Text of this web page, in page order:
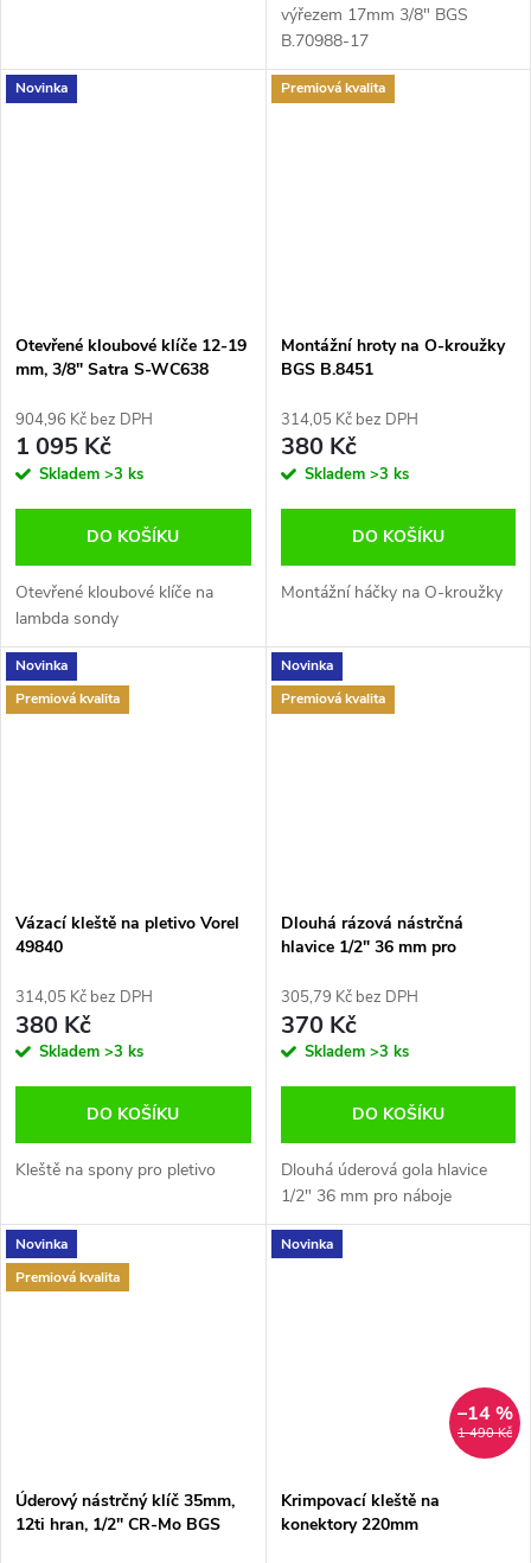
výřezem 17mm 3/8" BGS
B.70988-17
Novinka
Otevřené kloubové klíče 12-19
mm, 3/8" Satra S-WC638
904,96 Kč bez DPH
1 095 Kč
Skladem >3 ks
DO KOŠÍKU
Otevřené kloubové klíče na
lambda sondy
Premiová kvalita
Montážní hroty na O-kroužky
BGS B.8451
314,05 Kč bez DPH
380 Kč
Skladem >3 ks
DO KOŠÍKU
Montážní háčky na O-kroužky
Novinka
Premiová kvalita
Vázací kleště na pletivo Vorel
49840
314,05 Kč bez DPH
380 Kč
Skladem >3 ks
DO KOŠÍKU
Kleště na spony pro pletivo
Novinka
Premiová kvalita
Dlouhá rázová nástrčná
hlavice 1/2" 36 mm pro
CT.1227
305,79 Kč bez DPH
370 Kč
Skladem >3 ks
DO KOŠÍKU
Dlouhá úderová gola hlavice
1/2" 36 mm pro náboje
Novinka
Premiová kvalita
Úderový nástrčný klíč 35mm,
12ti hran, 1/2" CR-Mo BGS
Novinka
1 490 Kč
–14 %
Krimpovací kleště na
konektory 220mm